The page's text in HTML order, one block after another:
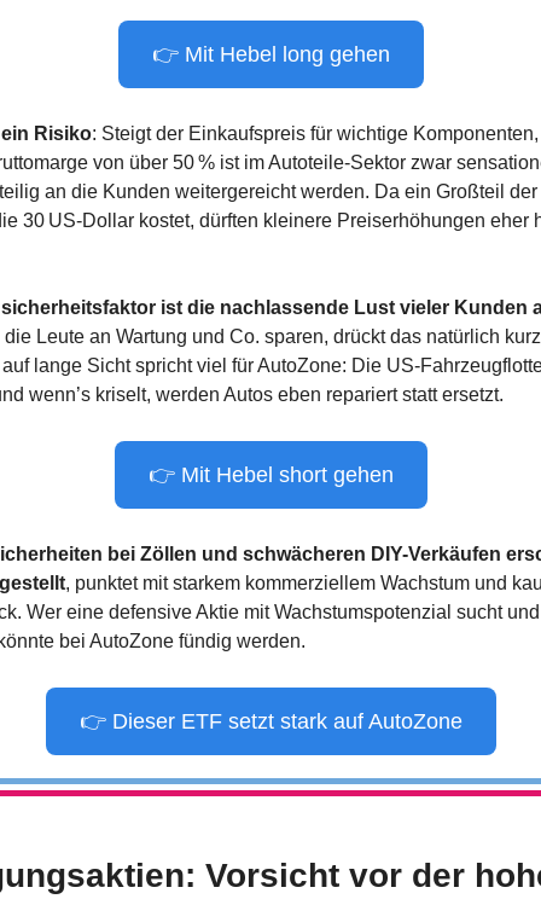
👉 Mit Hebel long gehen
Risiko: Steigt der Einkaufspreis für wichtige
von über 50 % ist im Autoteile-Sektor zwar
an die Kunden weitergereicht werden. Da ein Großteil
30 US-Dollar kostet, dürften kleinere Preiserhöhungen eher
ist die nachlassende Lust vieler Kunden
die Leute an Wartung und Co. sparen, drückt das natürlich
lange Sicht spricht viel für AutoZone: Die US-
wenn’s kriselt, werden Autos eben repariert statt ersetzt.
👉 Mit Hebel short gehen
bei Zöllen und schwächeren DIY-Verkäufen
, punktet mit starkem kommerziellem Wachstum und
Wer eine defensive Aktie mit Wachstumspotenzial sucht
bei AutoZone fündig werden.
👉 Dieser ETF setzt stark auf AutoZone
Vorsicht vor der